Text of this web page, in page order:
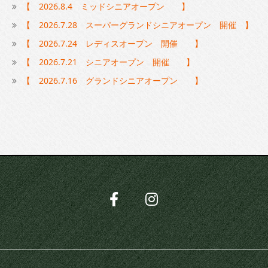
【 2026.8.4 ミッドシニアオープン 】
【 2026.7.28 スーパーグランドシニアオープン 開催 】
【 2026.7.24 レディスオープン 開催 】
【 2026.7.21 シニアオープン 開催 】
【 2026.7.16 グランドシニアオープン 】